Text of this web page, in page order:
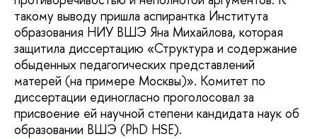
такому выводу пришла аспирантка Института
образования НИУ ВШЭ Яна Михайлова, которая
защитила диссертацию «Структура и содержание
обыденных педагогических представлений
матерей (на примере Москвы)». Комитет по
диссертации единогласно проголосовал за
присвоение ей научной степени кандидата наук об
образовании ВШЭ (PhD HSE).